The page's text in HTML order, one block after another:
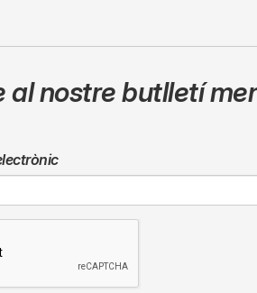
al nostre butlletí